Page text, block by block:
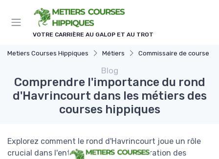
VOTRE CARRIÈRE AU GALOP ET AU TROT
Metiers Courses Hippiques Métiers Commissaire de course
Blog
Comprendre l'importance du rond
d'Havrincourt dans les métiers des
courses hippiques
Explorez comment le rond d'Havrincourt joue un rôle
crucial dans l'entraînement et la préparation des
Panneau de gestion des cookies